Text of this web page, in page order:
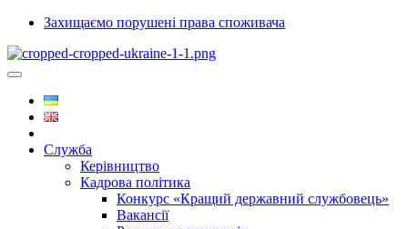
Захищаємо порушені права споживача
Служба
Керівництво
Кадрова політика
Конкурс «Кращий державний службовець»
Вакансії